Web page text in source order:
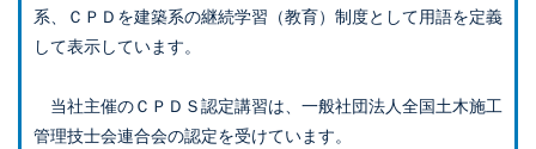
系、ＣＰＤを建築系の継続学習（教育）制度として用語を定義
して表示しています。
当社主催のＣＰＤＳ認定講習は、一般社団法人全国土木施工
管理技士会連合会の認定を受けています。